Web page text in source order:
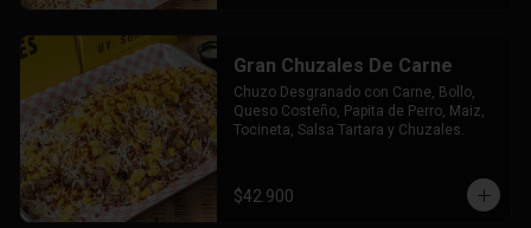
Gran Chuzales De Carne
Chuzo Desgranado con Carne, Bollo,
Queso Costeño, Papita de Perro, Maiz,
Tocineta, Salsa Tartara y Chuzales.
$42.900